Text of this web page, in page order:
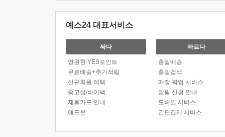
예스24 대표서비스
싸다
영원한 YES포인트
무료배송+추가적립
신규회원 혜택
중고샵/바이백
제휴카드 안내
애드온
빠르다
총알배송
총알검색
매장 픽업 서비스
알림 신청 안내
모바일 서비스
간편결제 서비스